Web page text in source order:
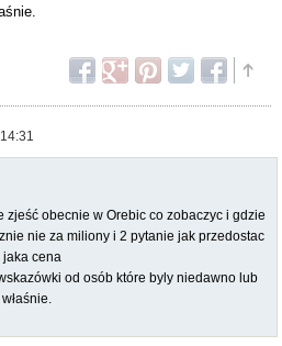
zjeść obecnie w Orebic co zobaczyc i gdzie
nie za miliony i 2 pytanie jak przedostac
jaka cena
od osób które byly niedawno lub